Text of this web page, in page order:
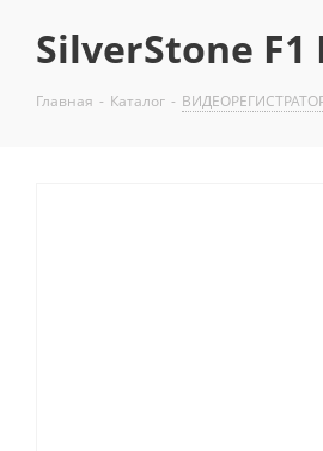
SilverStone F1
Главная - Каталог -